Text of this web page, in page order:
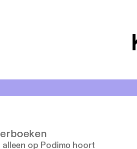
op Podimo hoort